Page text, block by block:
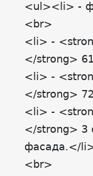
<ul><li> -
<br>
<li> -
</strong>
<li> -
</strong>
<li> -
</strong> 3
фасада.</
<br>